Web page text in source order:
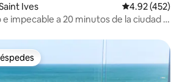
Ives Calificación
4.92 (452)
e impecable a 20 minutos de la ciudad y